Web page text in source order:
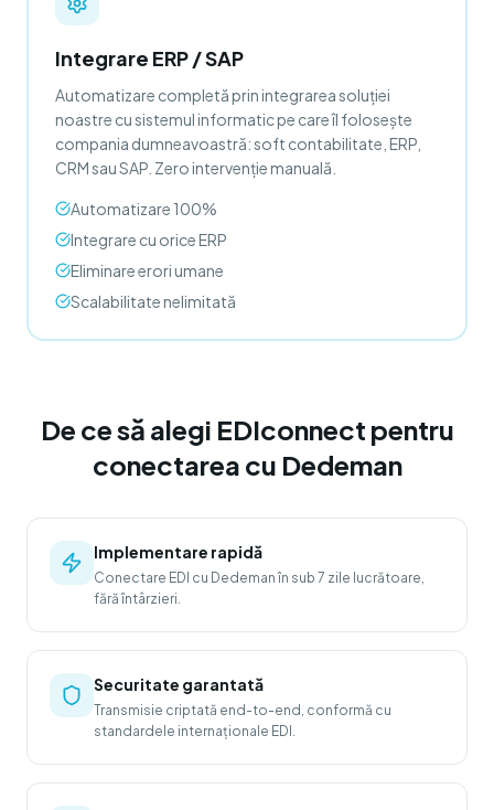
Integrare ERP / SAP
Automatizare completă prin integrarea soluției
noastre cu sistemul informatic pe care îl folosește
compania dumneavoastră: soft contabilitate, ERP,
CRM sau SAP. Zero intervenție manuală.
Automatizare 100%
Integrare cu orice ERP
Eliminare erori umane
Scalabilitate nelimitată
De ce să alegi EDIconnect pentru
conectarea cu Dedeman
Implementare rapidă
Conectare EDI cu Dedeman în sub 7 zile lucrătoare,
fără întârzieri.
Securitate garantată
Transmisie criptată end-to-end, conformă cu
standardele internaționale EDI.